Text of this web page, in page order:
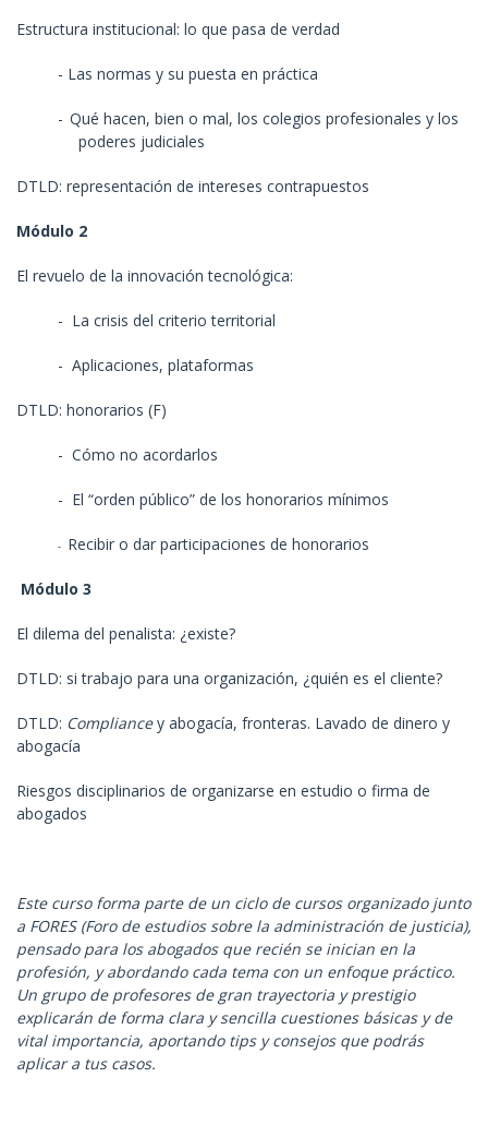
Estructura institucional: lo que pasa de verdad
- Las normas y su puesta en práctica
- Qué hacen, bien o mal, los colegios profesionales y los
poderes judiciales
DTLD: representación de intereses contrapuestos
Módulo 2
El revuelo de la innovación tecnológica:
- La crisis del criterio territorial
- Aplicaciones, plataformas
DTLD: honorarios (F)
- Cómo no acordarlos
- El “orden público” de los honorarios mínimos
- Recibir o dar participaciones de honorarios
Módulo 3
El dilema del penalista: ¿existe?
DTLD: si trabajo para una organización, ¿quién es el cliente?
DTLD: Compliancey abogacía, fronteras. Lavado de dinero y
abogacía
Riesgos disciplinarios de organizarse en estudio o firma de
abogados
Este curso forma parte de un ciclo de cursos organizado junto
a FORES (Foro de estudios sobre la administración de justicia),
pensado para los abogados que recién se inician en la
profesión, y abordando cada tema con un enfoque práctico.
Un grupo de profesores de gran trayectoria y prestigio
explicarán de forma clara y sencilla cuestiones básicas y de
vital importancia, aportando tips y consejos que podrás
aplicar a tus casos.